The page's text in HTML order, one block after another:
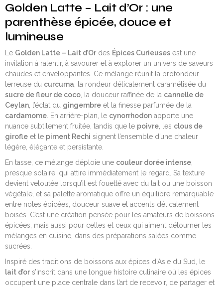
Golden Latte – Lait d’Or : une
parenthèse épicée, douce et
lumineuse
Le Golden Latte – Lait d’Or des Épices Curieuses est une
invitation à ralentir, à savourer et à explorer un univers de saveurs
chaudes et enveloppantes. Ce mélange réunit la profondeur
terreuse du curcuma , la rondeur délicatement caramélisée du
sucre de fleur de coco , la douceur raffinée de la cannelle de
Ceylan , l’éclat du gingembre et la finesse parfumée de la
cardamome . En arrière-plan, le cynorrhodon apporte une
nuance subtilement fruitée, tandis que le poivre , les clous de
girofle et le piment Rechi signent l’ensemble d’une chaleur
légère, élégante et persistante.
En tasse, ce mélange déploie une couleur dorée intense
presque solaire, qui attire immédiatement le regard. Sa texture
devient veloutée lorsqu’il est fouetté avec du lait ou une boisson
végétale, et sa palette aromatique offre un équilibre remarquable
entre notes épicées, douceur suave et accents délicatement
boisés. C’est une création pensée pour les amateurs de boissons
épicées, mais aussi pour celles et ceux qui aiment détourner les
mélanges en cuisine, dans des préparations salées comme
sucrées.
Inspiré des traditions de boissons aux épices d’Asie du Sud, le
lait d’or s’inscrit dans une longue histoire culinaire où les épices
occupent une place centrale dans l’art de recevoir, de partager et